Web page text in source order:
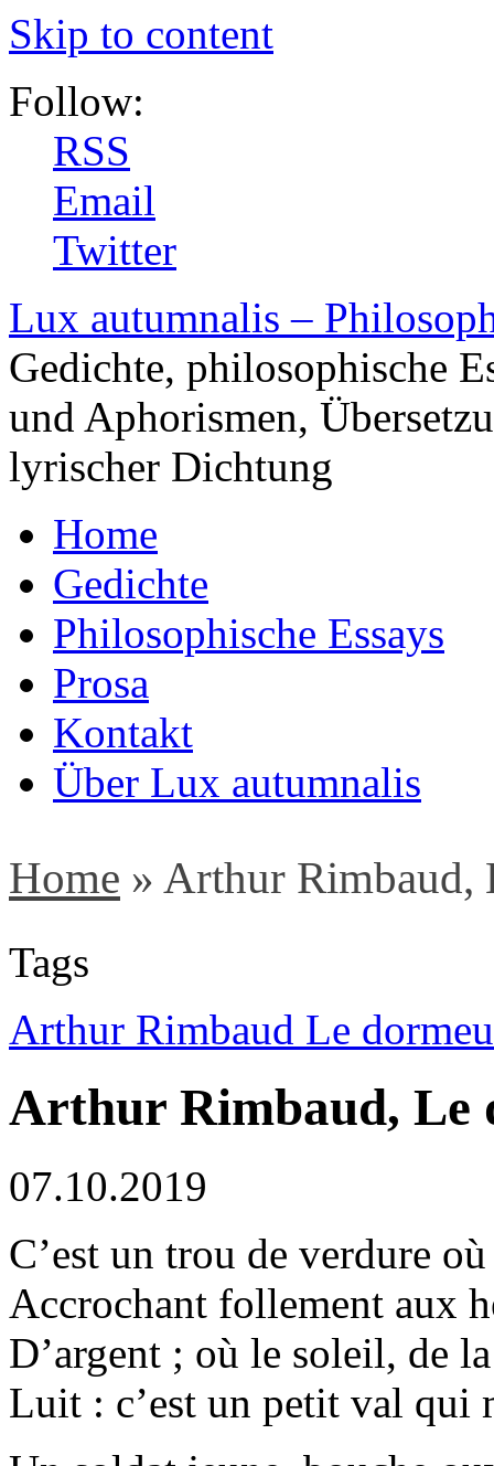
Skip to content
Follow:
RSS
Email
Twitter
Lux autumnalis –
Gedichte, philosophische
und Aphorismen,
lyrischer Dichtung
Home
Gedichte
Philosophische Essays
Prosa
Kontakt
Über Lux autumnalis
Home » Arthur Rimbaud,
Tags
Arthur Rimbaud Le
Arthur Rimbaud, Le
07.10.2019
C’est un trou de verdure
Accrochant follement aux
D’argent ; où le soleil, de
Luit : c’est un petit val qui